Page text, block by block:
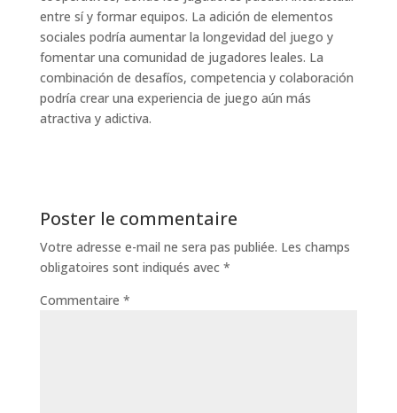
entre sí y formar equipos. La adición de elementos
sociales podría aumentar la longevidad del juego y
fomentar una comunidad de jugadores leales. La
combinación de desafíos, competencia y colaboración
podría crear una experiencia de juego aún más
atractiva y adictiva.
Poster le commentaire
Votre adresse e-mail ne sera pas publiée. Les champs
obligatoires sont indiqués avec *
Commentaire *